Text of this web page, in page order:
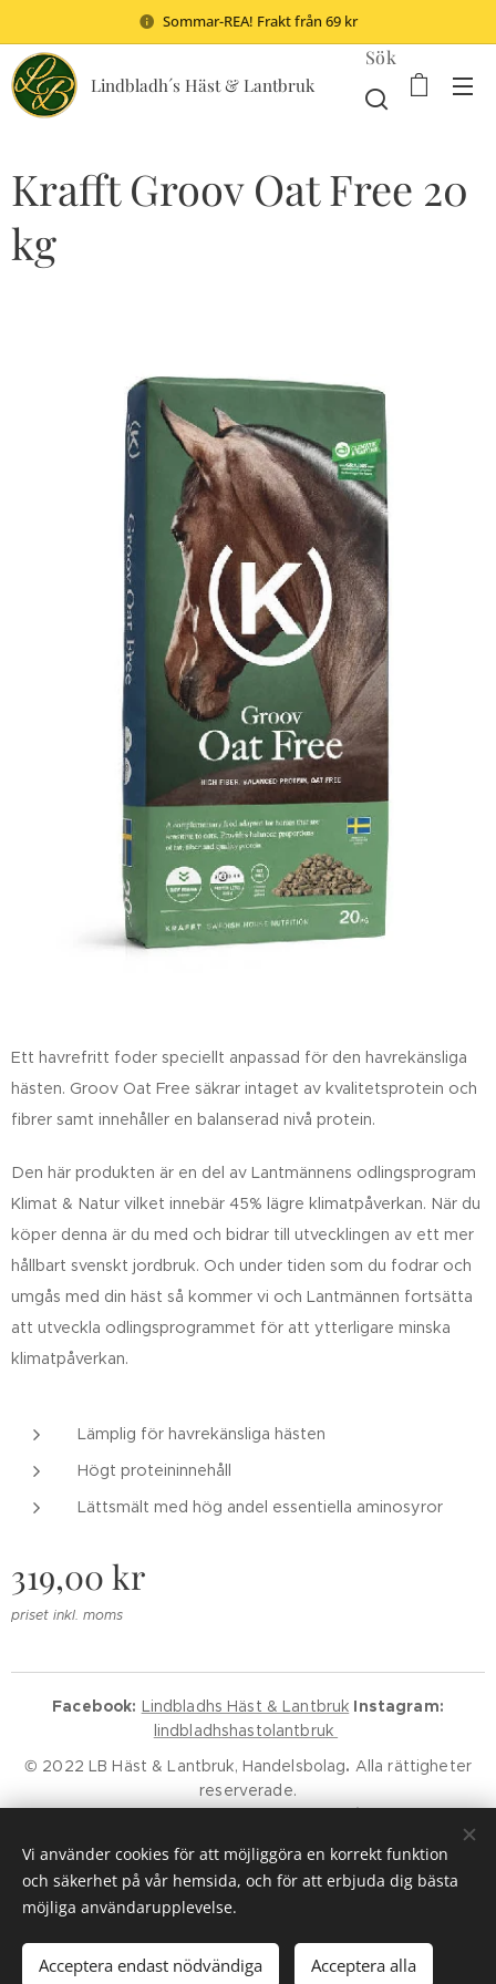
Sommar-REA! Frakt från 69 kr
Lindbladh´s Häst & Lantbruk
Sök
Krafft Groov Oat Free 20
kg
Ett havrefritt foder speciellt anpassad för den havrekänsliga
hästen. Groov Oat Free säkrar intaget av kvalitetsprotein och
fibrer samt innehåller en balanserad nivå protein.
Den här produkten är en del av Lantmännens odlingsprogram
Klimat & Natur vilket innebär 45% lägre klimatpåverkan. När du
köper denna är du med och bidrar till utvecklingen av ett mer
hållbart svenskt jordbruk. Och under tiden som du fodrar och
umgås med din häst så kommer vi och Lantmännen fortsätta
att utveckla odlingsprogrammet för att ytterligare minska
klimatpåverkan.
Lämplig för havrekänsliga hästen
Högt proteininnehåll
Lättsmält med hög andel essentiella aminosyror
319,00 kr
priset inkl. moms
Lägg i kundvagnen
Facebook: Lindbladhs Häst & Lantbruk Instagram:
lindbladhshastolantbruk
© 2022 LB Häst & Lantbruk, Handelsbolag. Alla rättigheter
reserverade.
Godkänd för F-Skatt.Kundservice
Cookies
Vi använder cookies för att möjliggöra en korrekt funktion
och säkerhet på vår hemsida, och för att erbjuda dig bästa
möjliga användarupplevelse.
Acceptera endast nödvändiga Acceptera alla